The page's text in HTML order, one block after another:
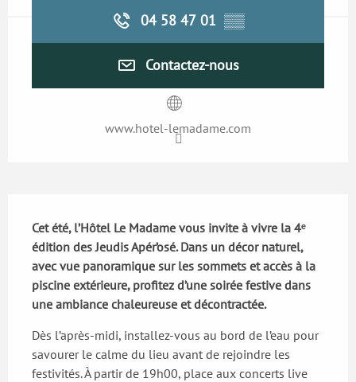
04 58 47 01 ▒▒
Contactez-nous
www.hotel-lemadame.com
Cet été, l’Hôtel Le Madame vous invite à vivre la 4ᵉ
édition des Jeudis Apér’osé. Dans un décor naturel,
avec vue panoramique sur les sommets et accès à la
piscine extérieure, profitez d’une soirée festive dans
une ambiance chaleureuse et décontractée.
Dès l’après-midi, installez-vous au bord de l’eau pour
savourer le calme du lieu avant de rejoindre les
festivités. À partir de 19h00, place aux concerts live